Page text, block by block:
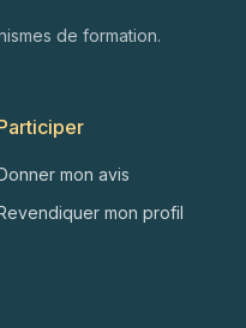
de formation.
mon avis
mon profil